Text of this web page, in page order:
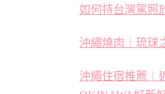
如何持台灣駕照
沖繩燒肉︱琉球
沖繩住宿推薦︱